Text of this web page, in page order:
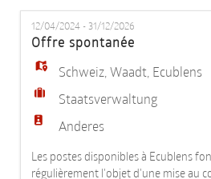
Stellen
Lebenslauf
hochladen
Anmelden
12/04/2024 - 31/12/2026
Offre spontanée
Schweiz ,Waadt Ecublens
Staatsverwaltung
Anderes
Les postes disponibles à Ecublens
régulièrement l'objet d'une mise au